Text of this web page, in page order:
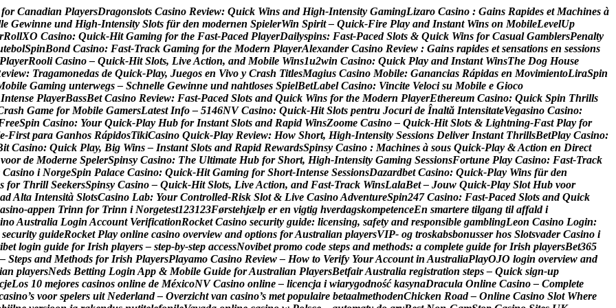
for Canadian PlayersDragonslots Casino Review: Quick Wins and High‑Intensity GamingLizaro Casino : Gains Rapides et Machines à
le Gewinne und High‑Intensity Slots für den modernen SpielerWin Spirit – Quick‑Fire Play and Instant Wins on MobileLevelUp
rRollXO Casino: Quick‑Hit Gaming for the Fast‑Paced PlayerDailyspins: Fast‑Paced Slots & Quick Wins for Casual GamblersPenalty
tebolSpinBond Casino: Fast‑Track Gaming for the Modern PlayerAlexander Casino Review : Gains rapides et sensations en sessions
PlayerRooli Casino – Quick‑Hit Slots, LiveAction, and Mobile Wins1u2win Casino: Quick Play and Instant WinsThe Dog House
eview: Tragamonedas de Quick‑Play, Juegos en Vivo y Crash TitlesMagius Casino Mobile: Ganancias Rápidas en MovimientoLiraSpin
obile Gaming unterwegs – Schnelle Gewinne und nahtloses SpielBetLabel Casino: Vincite Veloci su Mobile e Gioco
Intense PlayerBassBet Casino Review: Fast‑Paced Slots and Quick Wins for the Modern PlayerEthereum Casino: Quick Spin Thrills
rash Game for Mobile GamersLatest Info – 5146NV Casino: Quick‑Hit Slots pentru Jocuri de Înaltă IntensitateVegasino Casino:
reeSpin Casino: Your Quick‑Play Hub for Instant Slots and Rapid WinsZoome Casino – Quick‑Hit Slots & Lightning‑Fast Play for
e‑First para Ganhos RápidosTikiCasino Quick‑Play Review: How Short, High‑Intensity Sessions Deliver Instant ThrillsBetPlay Casino:
it Casino: Quick Play, Big Wins – Instant Slots and Rapid RewardsSpinsy Casino : Machines à sous Quick‑Play &Action en Direct
voor de Moderne SpelerSpinsy Casino: The Ultimate Hub for Short, High‑Intensity Gaming SessionsFortune Play Casino: Fast‑Track
Casino i NorgeSpin Palace Casino: Quick‑Hit Gaming for Short‑Intense SessionsDazardbet Casino: Quick‑Play Wins für den
s for Thrill SeekersSpinsy Casino – Quick‑Hit Slots, LiveAction, and Fast‑Track WinsLalaBet – Jouw Quick‑Play Slot Hub voor
adAlta Intensità SlotsCasino Lab: Your Controlled‑Risk Slot & Live CasinoAdventureSpin247 Casino: Fast‑Paced Slots and Quick
asino-appen Trinn for Trinn i Norgetest123123Førstehjælp er en vigtig hverdagskompetenceEn smartere tilgang til affald i
inoAustralia Login Account VerificationRocket Casino security guide: licensing, safety and responsible gamblingLeon Casino Login:
security guideRocket Play online casino overview and options forAustralian playersVIP- og troskabsbonusser hos Slotsvader Casino i
ibet login guide for Irish players – step‑by‑step accessNovibet promo code steps and methods: a complete guide for Irish playersBet365
– Steps and Methods for Irish PlayersPlayamo Casino Review – How to Verify YourAccount in AustraliaPlayOJO login overview and
ian playersNeds Betting Login App & Mobile Guide forAustralian PlayersBetfairAustralia registration steps – Quick sign‑up
cjeLos 10 mejores casinos online de MéxicoNV Casino online – licencja i wiarygodność kasynaDracula Online Casino – Complete
asino’s voor spelers uit Nederland – Overzicht van casino’s met populaire betaalmethodenChicken Road – Online Casino Slot Where